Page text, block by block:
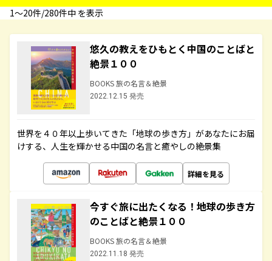
1〜20件/280件中 を表示
悠久の教えをひもとく中国のことばと
絶景１００
BOOKS 旅の名言＆絶景
2022.12.15 発売
世界を４０年以上歩いてきた「地球の歩き方」があなたにお届
けする、人生を輝かせる中国の名言と癒やしの絶景集
詳細を見る
今すぐ旅に出たくなる！地球の歩き方
のことばと絶景１００
BOOKS 旅の名言＆絶景
2022.11.18 発売